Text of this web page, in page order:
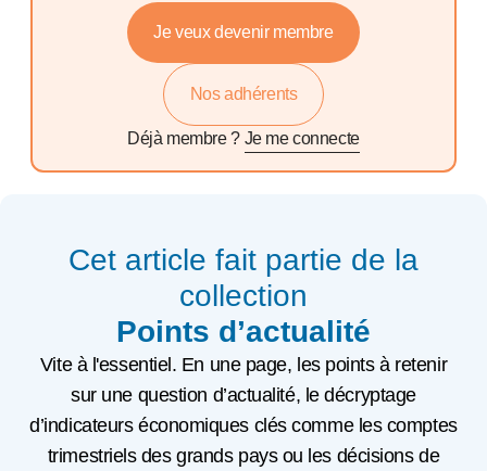
Je veux devenir membre
Nos adhérents
Déjà membre ? Je me connecte
Cet article fait partie de la
collection
Points d’actualité
Vite à l'essentiel. En une page, les points à retenir
sur une question d’actualité, le décryptage
d’indicateurs économiques clés comme les comptes
trimestriels des grands pays ou les décisions de